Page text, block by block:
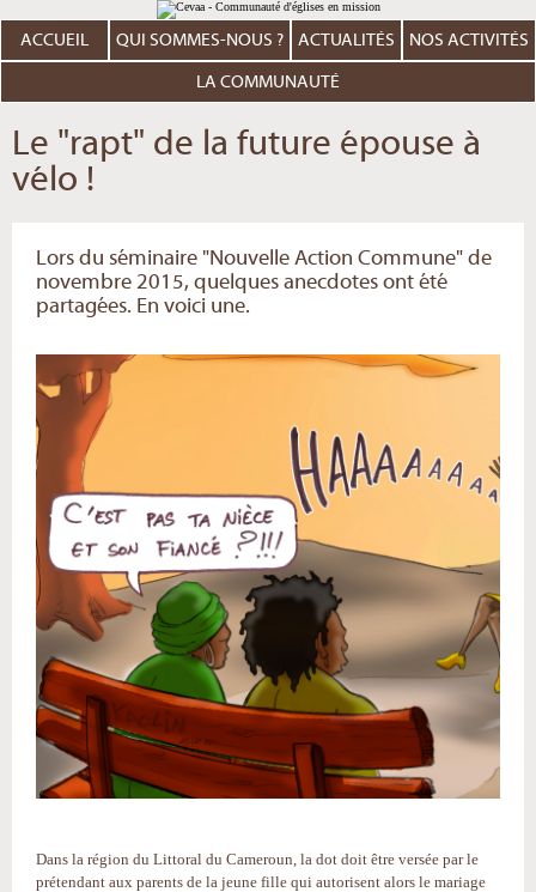
au
contenu.
Aller
personnels
ACCUEIL QUI SOMMES-NOUS ? ACTUALITÉS NOS ACTIVITÉS
LA COMMUNAUTÉ
Le "rapt" de la future épouse à
vélo !
Lors du séminaire "Nouvelle Action Commune" de
novembre 2015, quelques anecdotes ont été
partagées. En voici une.
Dans la région du Littoral du Cameroun, la dot doit être versée par le
prétendant aux parents de la jeune fille qui autorisent alors le mariage